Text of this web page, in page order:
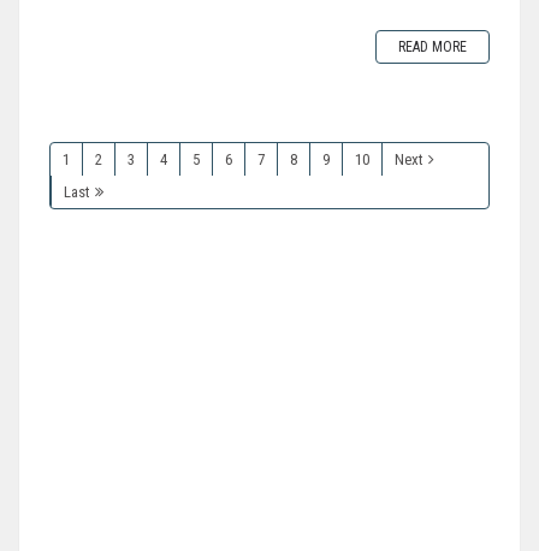
READ MORE
1 2 3 4 5 6 7 8 9 10
Next
Last